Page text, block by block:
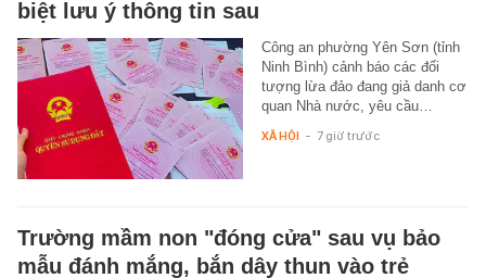
biệt lưu ý thông tin sau
Công an phường Yên Sơn (tỉnh
Ninh Bình) cảnh báo các đối
tượng lừa đảo đang giả danh cơ
quan Nhà nước, yêu cầu…
XÃ HỘI - 7 giờ trước
Trường mầm non "đóng cửa" sau vụ bảo
mẫu đánh mắng, bắn dây thun vào trẻ